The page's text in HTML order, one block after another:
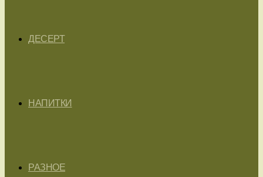
ДЕСЕРТ
НАПИТКИ
РАЗНОЕ